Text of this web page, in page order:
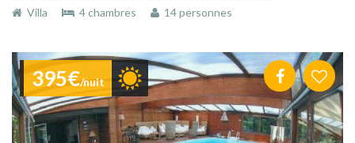
Villa
4 chambres 14 personnes
395€/nuit